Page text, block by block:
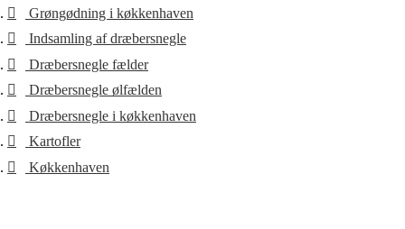
Grøngødning i køkkenhaven
Indsamling af dræbersnegle
Dræbersnegle fælder
Dræbersnegle ølfælden
Dræbersnegle i køkkenhaven
Kartofler
Køkkenhaven